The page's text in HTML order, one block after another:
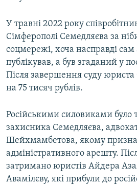
У травні 2022 року
Сімферополі Семедляєва за
соцмережі, хоча насправді сам
публікував, а був згаданий у
Після завершення суду
на 75 тисяч рублів.
Російськими силовиками було
захисника Семедляєва,
Шейхмамбетова, якому
адміністративного арешту.
затримано юристів Айдера
Авамілєву, які прибули до